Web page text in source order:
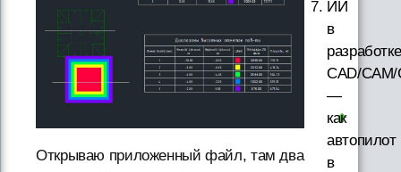
Открываю приложенный файл, там два
ИИ
в
разработке
CAD/
—
как
автопилот
в